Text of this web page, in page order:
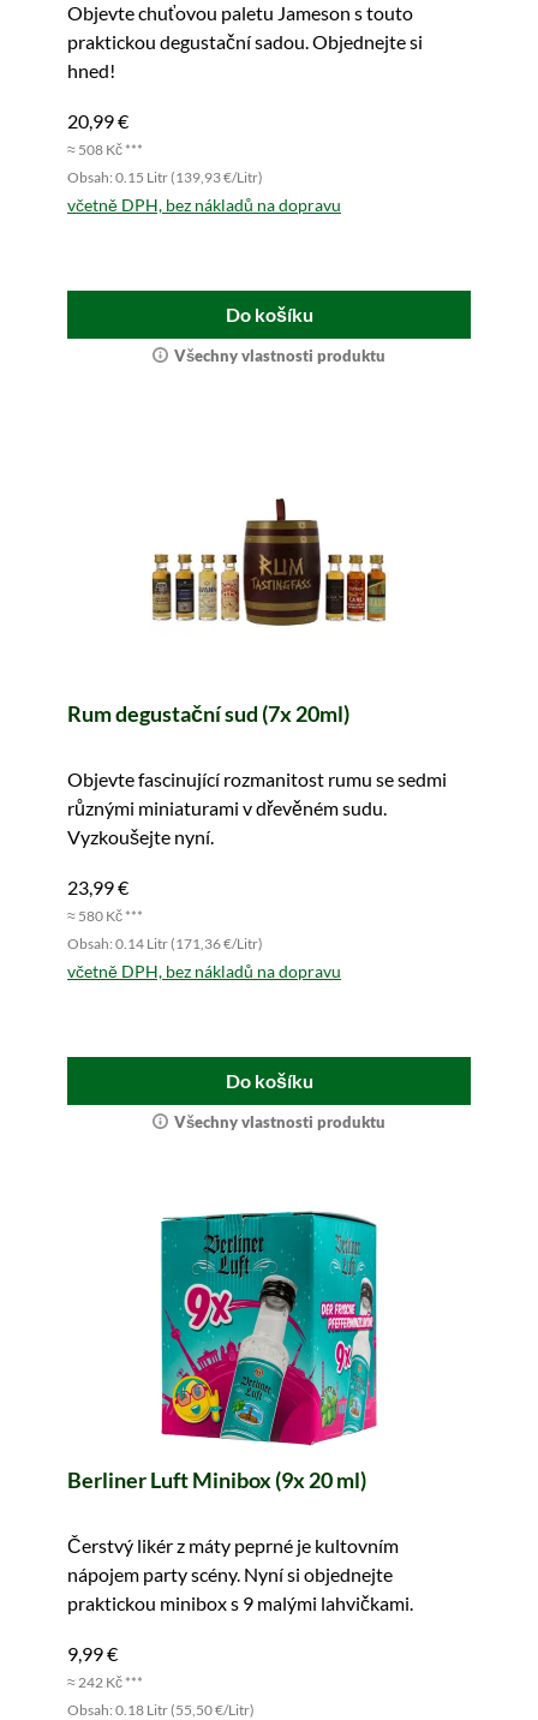
Objevte chuťovou paletu Jameson s touto
praktickou degustační sadou. Objednejte si
hned!
20,99 €
≈ 508 Kč ***
Obsah: 0.15 Litr (139,93 €/Litr)
včetně DPH, bez nákladů na dopravu
Do košíku
Všechny vlastnosti produktu
Rum degustační sud (7x 20ml)
Objevte fascinující rozmanitost rumu se sedmi
různými miniaturami v dřevěném sudu.
Vyzkoušejte nyní.
23,99 €
≈ 580 Kč ***
Obsah: 0.14 Litr (171,36 €/Litr)
včetně DPH, bez nákladů na dopravu
Do košíku
Všechny vlastnosti produktu
Berliner Luft Minibox (9x 20 ml)
Čerstvý likér z máty peprné je kultovním
nápojem party scény. Nyní si objednejte
praktickou minibox s 9 malými lahvičkami.
9,99 €
≈ 242 Kč ***
Obsah: 0.18 Litr (55,50 €/Litr)